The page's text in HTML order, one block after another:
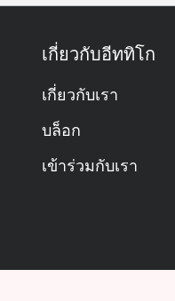
เกี่ยวกับอีททิโก
เกี่ยวกับเรา
บล็อก
เข้าร่วมกับเรา